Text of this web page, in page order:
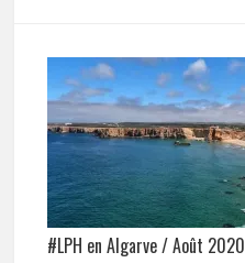
#LPH en Algarve / Août 2020